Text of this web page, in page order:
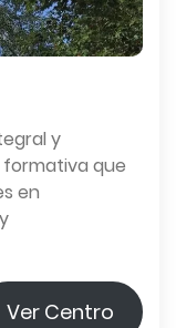
y
que
en
Ver Centro